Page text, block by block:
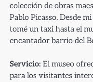
colección de obras
Pablo Picasso. Desde
tomé un taxi hasta el
encantador barrio del
Servicio: El museo
para los visitantes